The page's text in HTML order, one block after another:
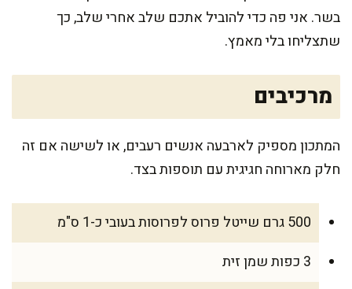
בשר. אני פה כדי להוביל אתכם שלב אחרי שלב, כך
שתצליחו בלי מאמץ.
מרכיבים
המתכון מספיק לארבעה אנשים רעבים, או לשישה אם זה
חלק מארוחה חגיגית עם תוספות בצד.
500 גרם שייטל פרוס לפרוסות בעובי כ-1 ס"מ
3 כפות שמן זית